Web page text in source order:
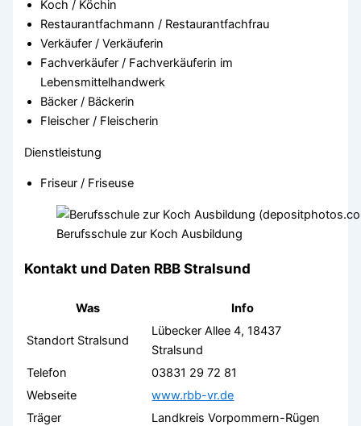
Koch / Köchin
Restaurantfachmann / Restaurantfachfrau
Verkäufer / Verkäuferin
Fachverkäufer / Fachverkäuferin im
Lebensmittelhandwerk
Bäcker / Bäckerin
Fleischer / Fleischerin
Dienstleistung
Friseur / Friseuse
Berufsschule zur Koch Ausbildung
Kontakt und Daten RBB Stralsund
Was Info
Standort Stralsund
Lübecker Allee 4, 18437
Stralsund
Telefon
03831 29 72 81
Webseite
www.rbb-vr.de
Träger
Landkreis Vorpommern-Rügen